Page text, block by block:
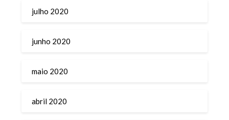
julho 2020
junho 2020
maio 2020
abril 2020